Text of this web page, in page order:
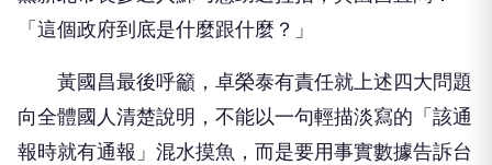
「這個政府到底是什麼跟什麼？」
黃國昌最後呼籲，卓榮泰有責任就上述四大問題
向全體國人清楚說明，不能以一句輕描淡寫的「該通
報時就有通報」混水摸魚，而是要用事實數據告訴台